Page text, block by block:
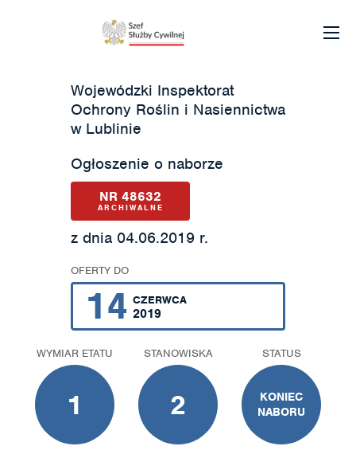
Wojewódzki Inspektorat
Ochrony Roślin i Nasiennictwa
w Lublinie
Ogłoszenie o naborze
NR 48632
ARCHIWALNE
z dnia 04.06.2019 r.
OFERTY DO
14 CZERWCA
2019
WYMIAR ETATU
1
STANOWISKA
2
STATUS
KONIEC
NABORU